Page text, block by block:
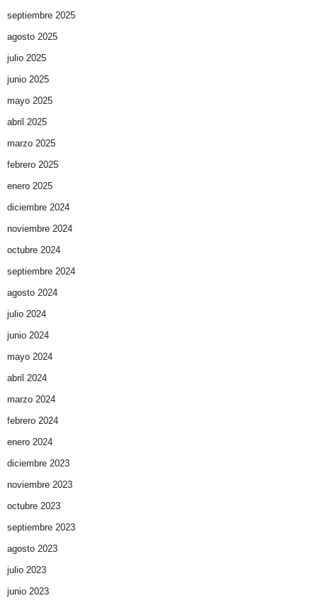
septiembre 2025
agosto 2025
julio 2025
junio 2025
mayo 2025
abril 2025
marzo 2025
febrero 2025
enero 2025
diciembre 2024
noviembre 2024
octubre 2024
septiembre 2024
agosto 2024
julio 2024
junio 2024
mayo 2024
abril 2024
marzo 2024
febrero 2024
enero 2024
diciembre 2023
noviembre 2023
octubre 2023
septiembre 2023
agosto 2023
julio 2023
junio 2023